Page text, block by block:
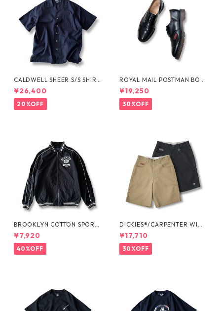
CALDWELL SHEER S/S SHIRT
by Polo Ralph Lauren
¥26,400
20%OFF
ROYAL MAIL POSTMAN BOO
TS by Dr.MARTENS
¥19,250
30%OFF
BROOKLYN COTTON SPORT
JKT by Polo Ralph Lauren
¥7,920
40%OFF
DICKIES®/CARPENTER WIDE
SHORTS -SEDAN ALL-PURPO
SE-
¥17,710
30%OFF